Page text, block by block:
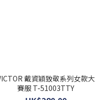
戴資穎致敬系列女款大
賽服 T-51003TTY